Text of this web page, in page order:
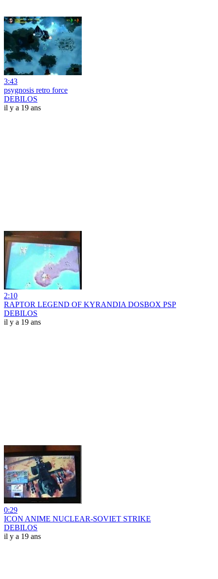
3:43
psygnosis retro force
DEBILOS
il y a 19 ans
2:10
RAPTOR LEGEND OF KYRANDIA DOSBOX PSP
DEBILOS
il y a 19 ans
0:29
ICON ANIME NUCLEAR-SOVIET STRIKE
DEBILOS
il y a 19 ans